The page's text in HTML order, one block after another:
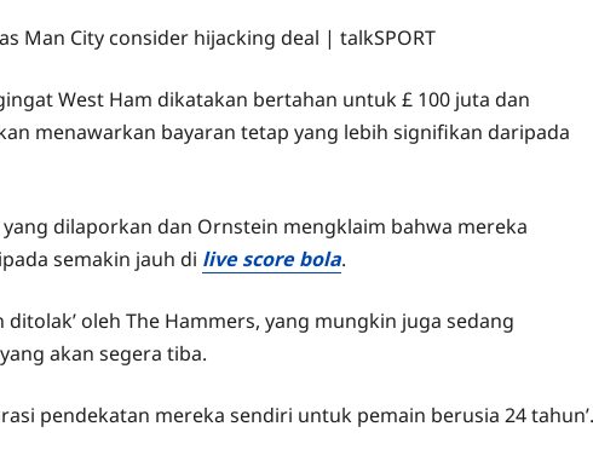
West Ham dikatakan bertahan untuk £ 100 juta dan
menawarkan bayaran tetap yang lebih signifikan daripada
dilaporkan dan Ornstein mengklaim bahwa mereka
semakin jauh di live score bola.
oleh The Hammers, yang mungkin juga sedang
akan segera tiba.
pendekatan mereka sendiri untuk pemain berusia 24 tahun’.